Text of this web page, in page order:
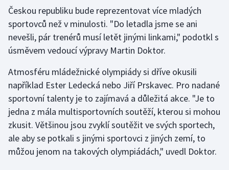
Florbal
Futsal
Golf
Gymnastika
Házená
Jezdectví
Judo
Českou republiku bude reprezentovat více mladých
sportovců než v minulosti. "Do letadla jsme se ani
nevešli, pár trenérů musí letět jinými linkami," podotkl s
úsměvem vedoucí výpravy Martin Doktor.
Atmosféru mládežnické olympiády si dříve okusili
například Ester Ledecká nebo Jiří Prskavec. Pro nadané
sportovní talenty je to zajímavá a důležitá akce. "Je to
jedna z mála multisportovních soutěží, kterou si mohou
zkusit. Většinou jsou zvyklí soutěžit ve svých sportech,
ale aby se potkali s jinými sportovci z jiných zemí, to
můžou jenom na takových olympiádách," uvedl Doktor.